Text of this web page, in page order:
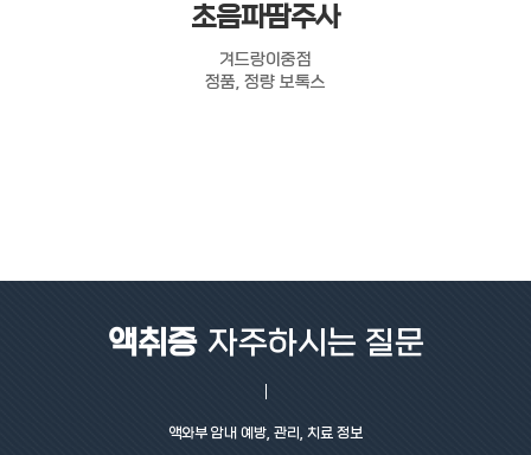
초음파땀주사
겨드랑이중점
정품, 정량 보톡스
액취증 자주하시는 질문
액와부 암내 예방, 관리, 치료 정보